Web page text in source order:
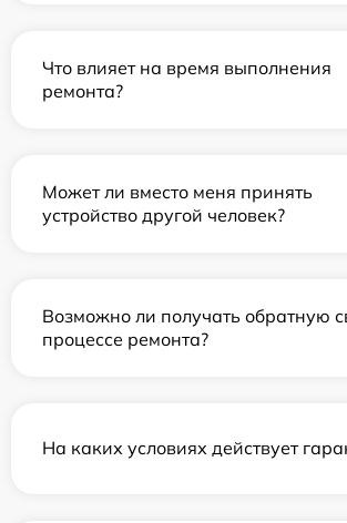
Что влияет на время выполнения
ремонта?
Может ли вместо меня принять
устройство другой человек?
Возможно ли получать обратную
процессе ремонта?
На каких условиях действует